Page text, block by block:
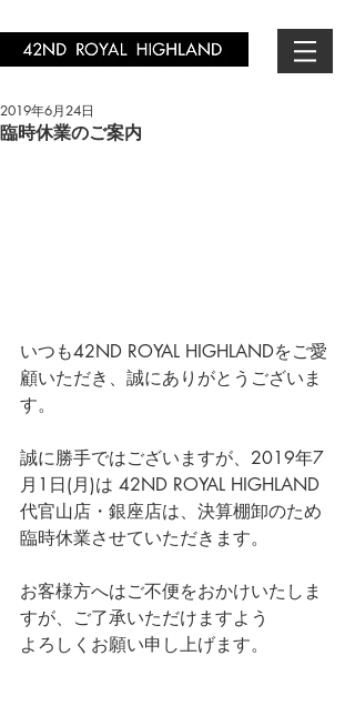
臨時休業のご案内
2019年6月24日
いつも42ND ROYAL HIGHLANDをご愛
顧いただき、誠にありがとうございま
す。
誠に勝手ではございますが、2019年7
月1日(月)は 42ND ROYAL HIGHLAND
代官山店・銀座店は、決算棚卸のため
臨時休業させていただきます。
お客様方へはご不便をおかけいたしま
すが、ご了承いただけますよう
よろしくお願い申し上げます。